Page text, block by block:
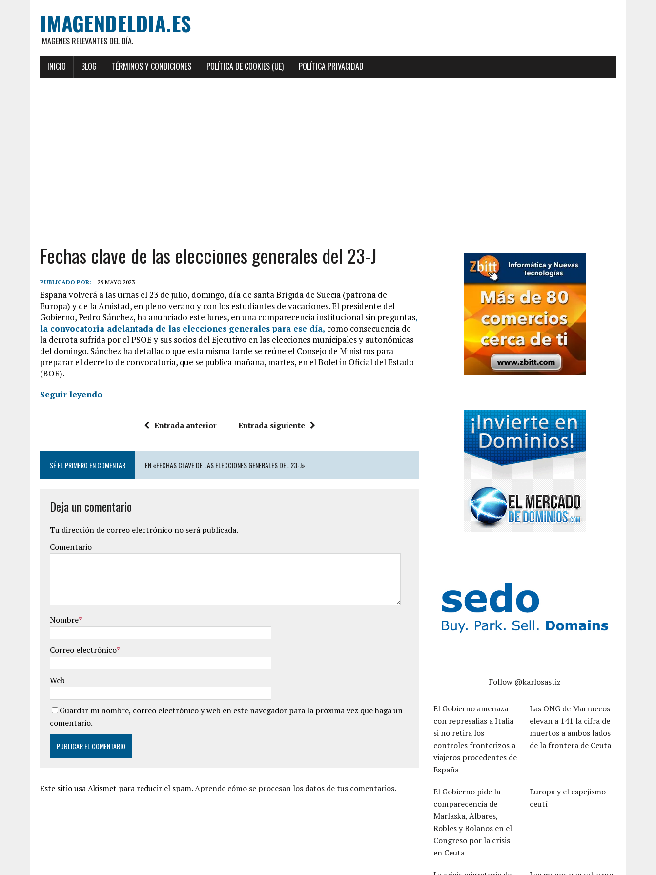
IMAGENDELDIA.ES
IMAGENES RELEVANTES DEL DÍA.
INICIO BLOG TÉRMINOS Y CONDICIONES POLÍTICA DE COOKIES (UE) POLÍTICA PRIVACIDAD
Fechas clave de las elecciones generales del 23-J
PUBLICADO POR: 29 MAYO 2023
España volverá a las urnas el 23 de julio, domingo, día de santa Brígida de Suecia (patrona de
Europa) y de la Amistad, en pleno verano y con los estudiantes de vacaciones. El presidente del
Gobierno, Pedro Sánchez, ha anunciado este lunes, en una comparecencia institucional sin preguntas,
la convocatoria adelantada de las elecciones generales para ese día, como consecuencia de
la derrota sufrida por el PSOE y sus socios del Ejecutivo en las elecciones municipales y autonómicas
del domingo. Sánchez ha detallado que esta misma tarde se reúne el Consejo de Ministros para
preparar el decreto de convocatoria, que se publica mañana, martes, en el Boletín Oficial del Estado
(BOE).
Seguir leyendo
Entrada anterior Entrada siguiente
SÉ EL PRIMERO EN COMENTAR EN «FECHAS CLAVE DE LAS ELECCIONES GENERALES DEL 23-J»
Deja un comentario
Tu dirección de correo electrónico no será publicada.
Comentario
Nombre*
Correo electrónico*
Web
Guardar mi nombre, correo electrónico y web en este navegador para la próxima vez que haga un
comentario.
Este sitio usa Akismet para reducir el spam.Aprende cómo se procesan los datos de tus comentarios.
Follow @karlosastiz
El Gobierno amenaza
con represalias a Italia
si no retira los
controles fronterizos a
viajeros procedentes de
España
Las ONG de Marruecos
elevan a 141 la cifra de
muertos a ambos lados
de la frontera de Ceuta
El Gobierno pide la
comparecencia de
Marlaska, Albares,
Robles y Bolaños en el
Congreso por la crisis
en Ceuta
Europa y el espejismo
ceutí